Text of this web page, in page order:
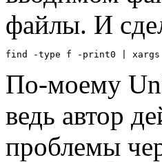
файлы. И
find -type f -print0 | xargs
По-моему
ведь автор
проблемы